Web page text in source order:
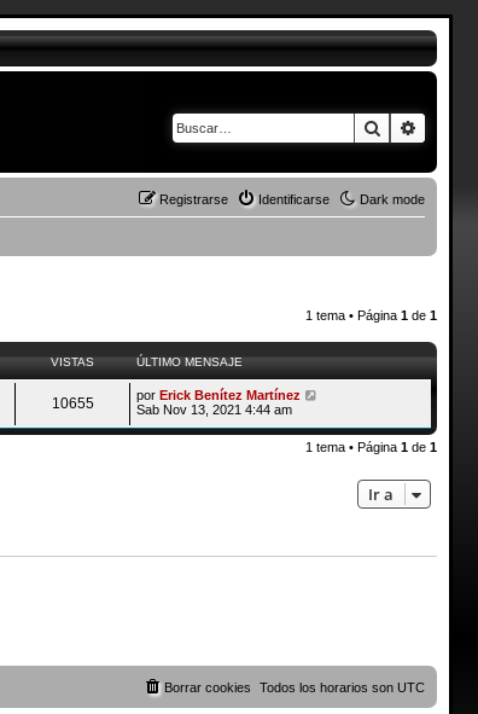
Buscar
Dark mode
Identificarse
Registrarse
1 tema • Página1 de1
VISTAS ÚLTIMO MENSAJE
10655 porErick Benítez Martínez
Sab Nov 13, 2021 4:44 am
1 tema • Página1 de1
Ir a
Todos los horarios sonUTC
Borrar cookies